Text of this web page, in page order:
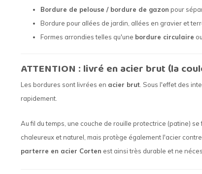
Bordure de pelouse / bordure de gazon pour
Bordure pour allées de jardin, allées en gravier et
Formes arrondies telles qu'une bordure circulaire ou
ATTENTION : livré en acier brut (la
Les bordures sont livrées en acier brut . Sous l'effet des
rapidement.
Au fil du temps, une couche de rouille protectrice (patine)
chaleureux et naturel, mais protège également l'acier
parterre en acier Corten est ainsi très durable et ne